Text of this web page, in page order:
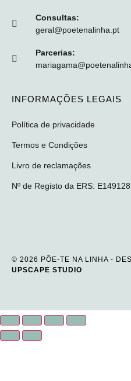
Consultas:
geral@poetenalinha.pt
Parcerias:
INFORMAÇÕES LEGAIS
Política de privacidade
Termos e Condições
Livro de reclamações
Nº de Registo da ERS: E149128
© 2026 PÕE-TE NA LINHA -
UPSCAPE STUDIO